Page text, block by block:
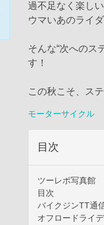
過不足なく楽し
ウマいあのライ
そんな“次へのス
す！
この秋こそ、ス
モーターサイクル
目次
ツーレポ写真館
目次
バイクジンTT通
オフロードライ